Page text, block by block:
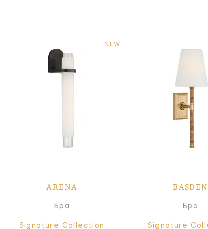
NEW
ARENA
Бра
Signature Collection
BASDEN
Бра
Signature